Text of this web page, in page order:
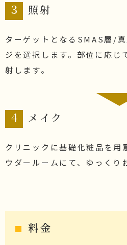
3 照射
ターゲットとなるSMAS層/
ジを選択します。部位に応じ
射します。
4 メイク
クリニックに基礎化粧品を用
ウダールームにて、ゆっくり
料金